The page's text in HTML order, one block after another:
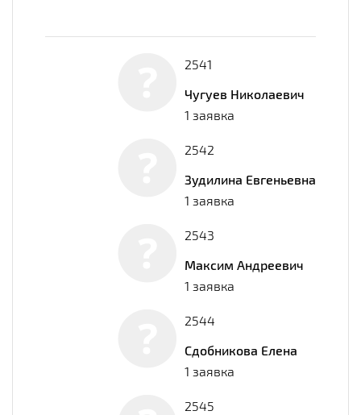
2541
Чугуев Николаевич
1 заявка
2542
Зудилина Евгеньевна
1 заявка
2543
Максим Андреевич
1 заявка
2544
Сдобникова Елена
1 заявка
2545